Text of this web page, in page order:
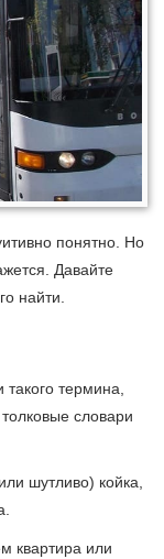
понятно. Но
Давайте
найти.
термина,
словари
шутливо) койка,
квартира или